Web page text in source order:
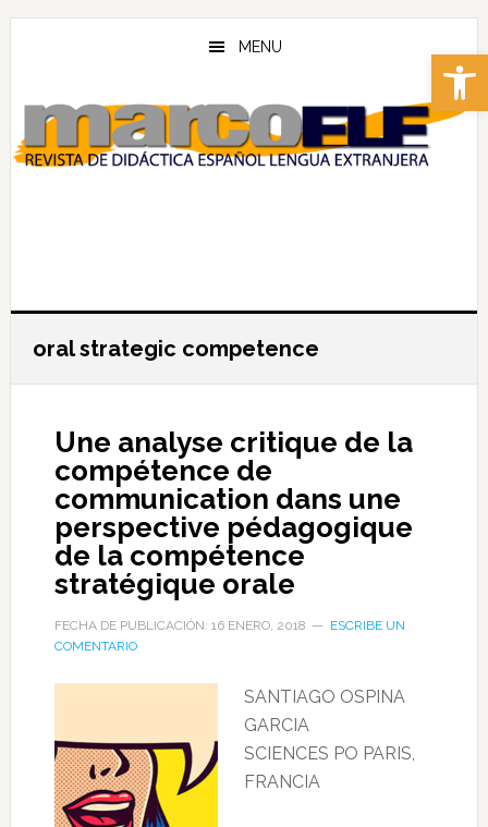
Abrir
Skip
content
Skip
MENU
oral strategic competence
Une analyse critique de la
compétence de
communication dans une
perspective pédagogique
de la compétence
stratégique orale
FECHA DE PUBLICACIÓN: 16 ENERO, 2018
ESCRIBE UN
COMENTARIO
SANTIAGO OSPINA
GARCIA
SCIENCES PO PARIS,
FRANCIA